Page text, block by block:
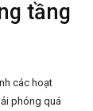
tầng
các hoạt
phóng quá